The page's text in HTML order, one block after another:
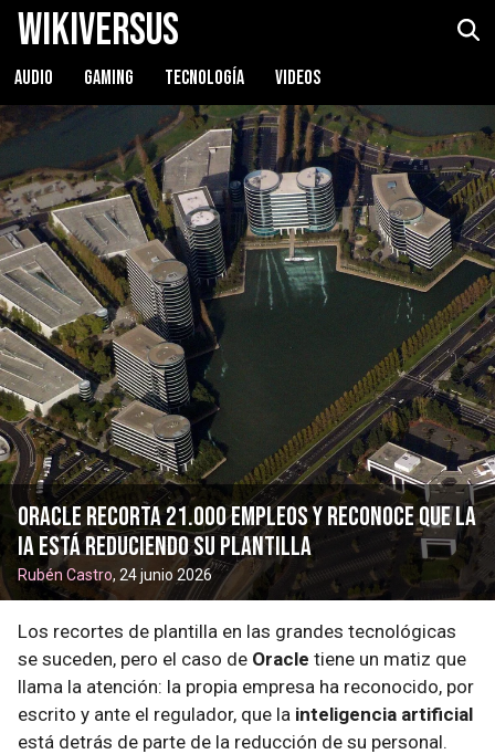
WikiVersus
AUDIO GAMING TECNOLOGÍA VIDEOS
Oracle recorta 21.000 empleos y reconoce que la
IA está reduciendo su plantilla
Rubén Castro, 24 junio 2026
Los recortes de plantilla en las grandes tecnológicas
se suceden, pero el caso de Oracle tiene un matiz que
llama la atención: la propia empresa ha reconocido, por
escrito y ante el regulador, que la inteligencia artificial
está detrás de parte de la reducción de su personal.